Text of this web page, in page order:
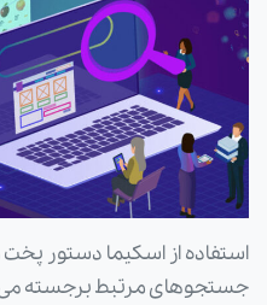
استفاده از اسکیما دستور
جستجوهای مرتبط برجسته